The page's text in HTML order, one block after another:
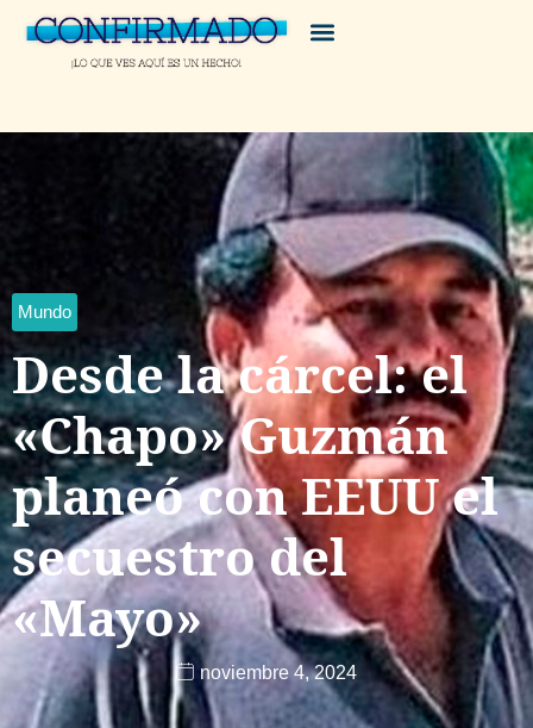
Mundo
Desde la cárcel: el
«Chapo» Guzmán
planeó con EEUU el
secuestro del
«Mayo»
noviembre 4, 2024